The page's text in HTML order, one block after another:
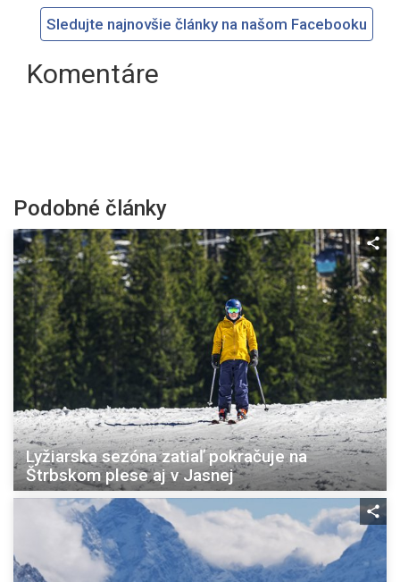
Sledujte najnovšie články na našom Facebooku
Komentáre
Podobné články
Lyžiarska sezóna zatiaľ pokračuje na
Štrbskom plese aj v Jasnej